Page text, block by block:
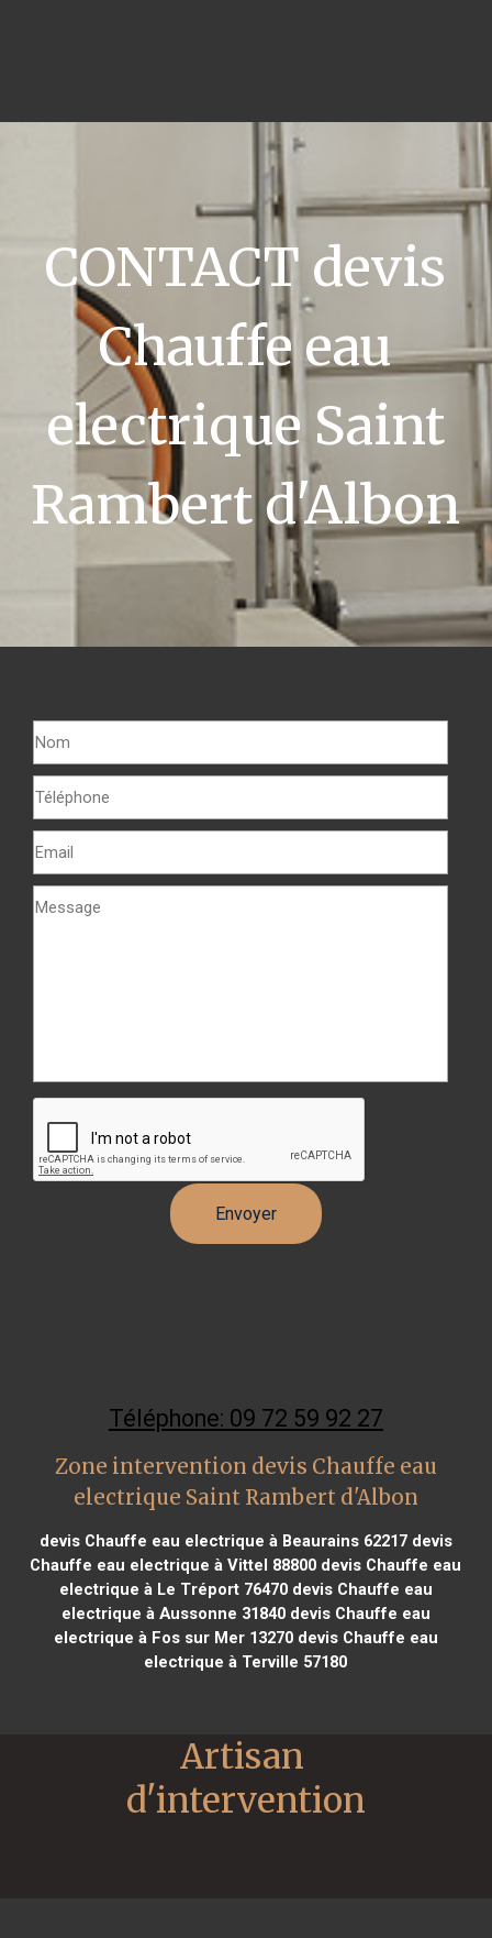
CONTACT devis
Chauffe eau
electrique Saint
Rambert d'Albon
Téléphone: 09 72 59 92 27
Zone intervention devis Chauffe eau
electrique Saint Rambert d'Albon
devis Chauffe eau electrique à Beaurains 62217devis
Chauffe eau electrique à Vittel 88800 devis Chauffe eau
electrique à Le Tréport 76470devis Chauffe eau
electrique à Aussonne 31840devis Chauffe eau
electrique à Fos sur Mer 13270devis Chauffe eau
electrique à Terville 57180
Artisan
d'intervention